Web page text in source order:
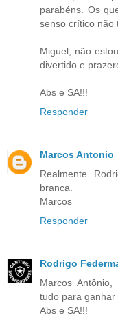
parabéns. Os
senso crítico não
Miguel, não
divertido e
Abs e SA!!!
Responder
Marcos Antonio
Realmente
branca.
Marcos
Responder
Rodrigo
Marcos
tudo para ganhar
Abs e SA!!!